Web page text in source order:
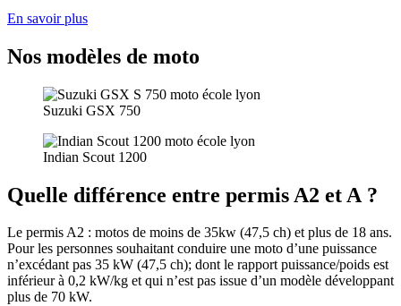
En savoir plus
Nos modèles de moto
Suzuki GSX 750
Indian Scout 1200
Quelle différence entre permis A2 et A ?
Le permis A2 : motos de moins de 35kw (47,5 ch) et plus de 18 ans.
Pour les personnes souhaitant conduire une moto d’une puissance
n’excédant pas 35 kW (47,5 ch); dont le rapport puissance/poids est
inférieur à 0,2 kW/kg et qui n’est pas issue d’un modèle développant
plus de 70 kW.